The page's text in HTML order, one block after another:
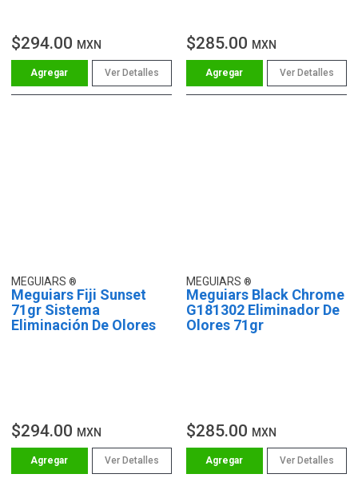
$294.00 MXN
Ver Detalles
$285.00 MXN
Ver Detalles
MEGUIARS
Meguiars Fiji Sunset
71gr Sistema
Eliminación De Olores
$294.00 MXN
Ver Detalles
MEGUIARS
Meguiars Black Chrome
G181302 Eliminador De
Olores 71gr
$285.00 MXN
Ver Detalles